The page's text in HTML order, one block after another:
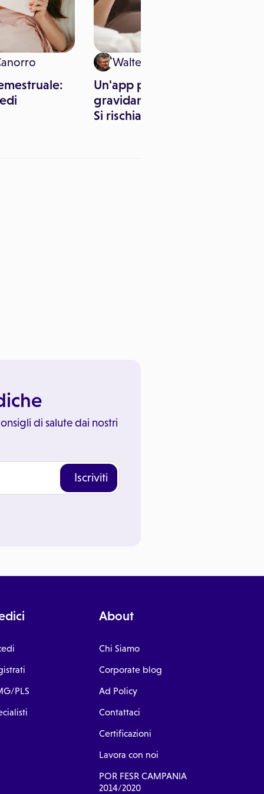
Walter Giannò
Un'app per evitare
gravidanze indesiderate?
Si rischia l'effetto opposto
di salute dai nostri
Iscriviti
PLS
About
Chi Siamo
Corporate blog
Ad Policy
Contattaci
Certificazioni
Lavora con noi
POR FESR CAMPANIA
2014/2020